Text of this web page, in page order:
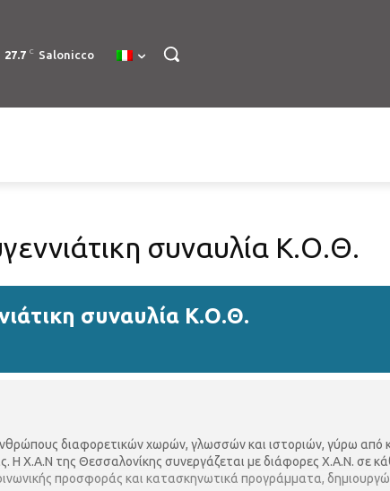
27.7 C Salonicco
συναυλία Κ.Ο.Θ.
συναυλία Κ.Ο.Θ.
διαφορετικών χωρών, γλωσσών και ιστοριών, γύρω από
Η Χ.Α.Ν της Θεσσαλονίκης συνεργάζεται με διάφορες Χ.Α.Ν. σε
προσφοράς και κατασκηνωτικά προγράμματα,